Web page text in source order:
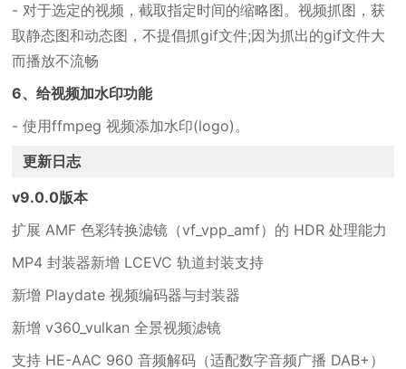
- 对于选定的视频，截取指定时间的缩略图。视频抓图，获
取静态图和动态图，不提倡抓gif文件;因为抓出的gif文件大
而播放不流畅
6、给视频加水印功能
- 使用ffmpeg 视频添加水印(logo)。
更新日志
v9.0.0版本
扩展 AMF 色彩转换滤镜（vf_vpp_amf）的 HDR 处理能力
MP4 封装器新增 LCEVC 轨道封装支持
新增 Playdate 视频编码器与封装器
新增 v360_vulkan 全景视频滤镜
支持 HE-AAC 960 音频解码（适配数字音频广播 DAB+）